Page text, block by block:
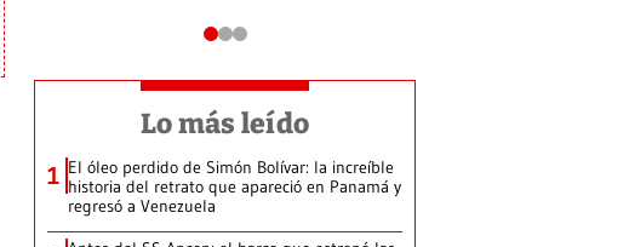
Lo más leído
1 El óleo perdido de Simón Bolívar: la increíble
historia del retrato que apareció en Panamá y
regresó a Venezuela